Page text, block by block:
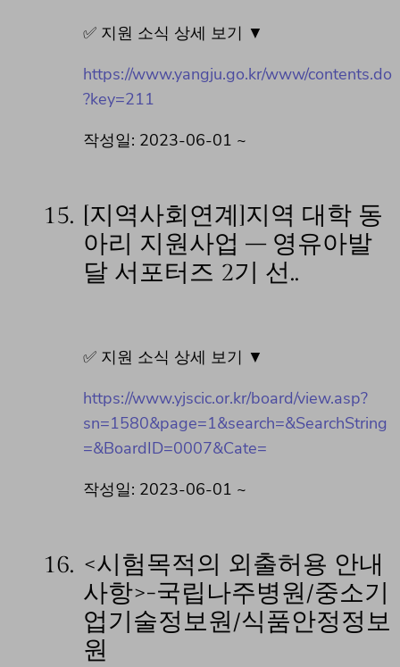
✅ 지원 소식 상세 보기 ▼
https://www.yangju.go.kr/www/contents.do
?key=211
작성일: 2023-06-01 ~
15.
[지역사회연계]지역 대학 동
아리 지원사업 – 영유아발
달 서포터즈 2기 선..
✅ 지원 소식 상세 보기 ▼
https://www.yjscic.or.kr/board/view.asp?
sn=1580&page=1&search=&SearchString
=&BoardID=0007&Cate=
작성일: 2023-06-01 ~
16. <시험목적의 외출허용 안내
사항>-국립나주병원/중소기
업기술정보원/식품안정정보
원